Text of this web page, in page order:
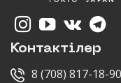
Контактілер
8 (708) 817-18-90